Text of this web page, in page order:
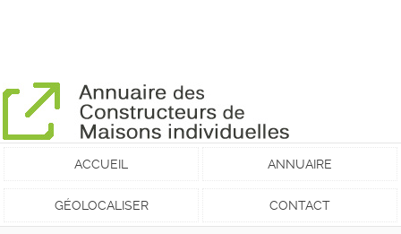
ACCUEIL ANNUAIRE
GÉOLOCALISER CONTACT